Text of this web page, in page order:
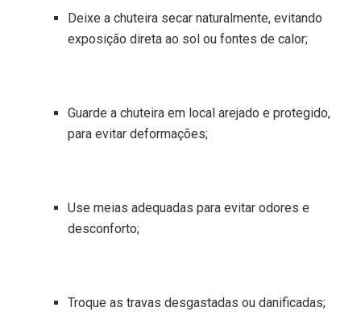
Deixe a chuteira secar naturalmente, evitando
exposição direta ao sol ou fontes de calor;
Guarde a chuteira em local arejado e protegido,
para evitar deformações;
Use meias adequadas para evitar odores e
desconforto;
Troque as travas desgastadas ou danificadas;